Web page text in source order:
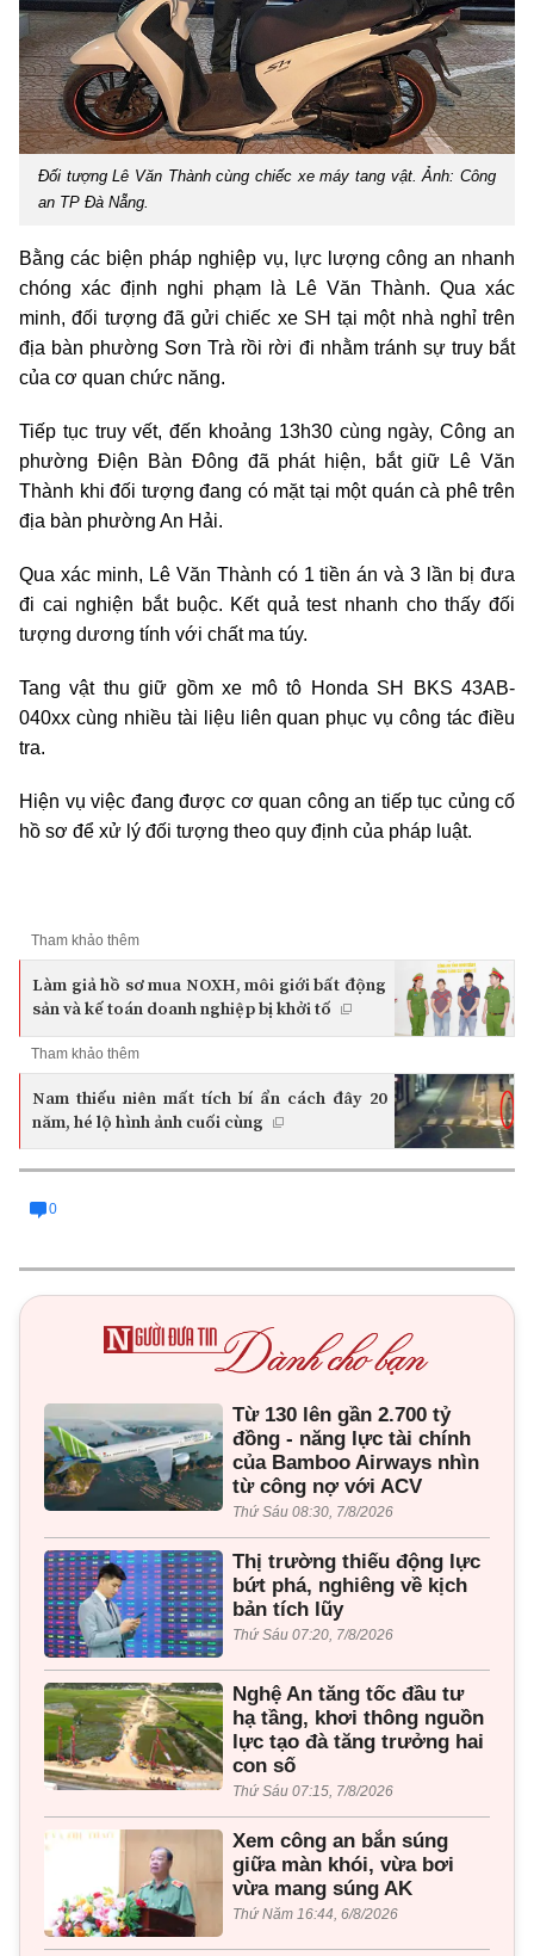
Đối tượng Lê Văn Thành cùng chiếc xe máy tang vật. Ảnh: Công
an TP Đà Nẵng.
Bằng các biện pháp nghiệp vụ, lực lượng công an nhanh
chóng xác định nghi phạm là Lê Văn Thành. Qua xác
minh, đối tượng đã gửi chiếc xe SH tại một nhà nghỉ trên
địa bàn phường Sơn Trà rồi rời đi nhằm tránh sự truy bắt
của cơ quan chức năng.
Tiếp tục truy vết, đến khoảng 13h30 cùng ngày, Công an
phường Điện Bàn Đông đã phát hiện, bắt giữ Lê Văn
Thành khi đối tượng đang có mặt tại một quán cà phê trên
địa bàn phường An Hải.
Qua xác minh, Lê Văn Thành có 1 tiền án và 3 lần bị đưa
đi cai nghiện bắt buộc. Kết quả test nhanh cho thấy đối
tượng dương tính với chất ma túy.
Tang vật thu giữ gồm xe mô tô Honda SH BKS 43AB-
040xx cùng nhiều tài liệu liên quan phục vụ công tác điều
tra.
Hiện vụ việc đang được cơ quan công an tiếp tục củng cố
hồ sơ để xử lý đối tượng theo quy định của pháp luật.
Tham khảo thêm
Làm giả hồ sơ mua NOXH, môi giới bất động
sản và kế toán doanh nghiệp bị khởi tố
Tham khảo thêm
Nam thiếu niên mất tích bí ẩn cách đây 20
năm, hé lộ hình ảnh cuối cùng
0
Từ 130 lên gần 2.700 tỷ
đồng - năng lực tài chính
của Bamboo Airways nhìn
từ công nợ với ACV
Thứ Sáu 08:30, 7/8/2026
Thị trường thiếu động lực
bứt phá, nghiêng về kịch
bản tích lũy
Thứ Sáu 07:20, 7/8/2026
Nghệ An tăng tốc đầu tư
hạ tầng, khơi thông nguồn
lực tạo đà tăng trưởng hai
con số
Thứ Sáu 07:15, 7/8/2026
Xem công an bắn súng
giữa màn khói, vừa bơi
vừa mang súng AK
Thứ Năm 16:44, 6/8/2026